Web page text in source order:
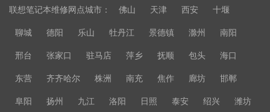
联想笔记本维修网点城市： 佛山 天津 西安 十堰
聊城 德阳 乐山 牡丹江 景德镇 滁州 南阳
邢台 张家口 驻马店 萍乡 抚顺 包头 海口
东营 齐齐哈尔 株洲 南充 焦作 廊坊 邯郸
阜阳 扬州 九江 洛阳 日照 泰安 绍兴 潍坊